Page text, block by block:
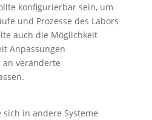
konfigurierbar sein, um
und Prozesse des Labors
auch die Möglichkeit
Anpassungen
an veränderte
sich in andere Systeme